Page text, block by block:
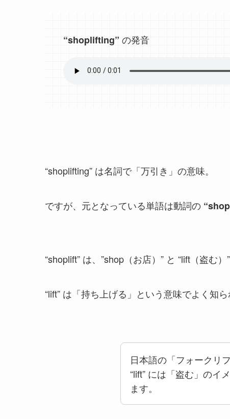
“shoplifting” の発音
“shoplifting” は名詞で「万引き」の意味。
ですが、元となっている単語は動詞の
“shoplift” は、”shop（お店）” と “lift（盗む
“lift” は「持ち上げる」という意味でよく知
日本語の「フォークリ
“lift” には「盗む」のイ
ます。